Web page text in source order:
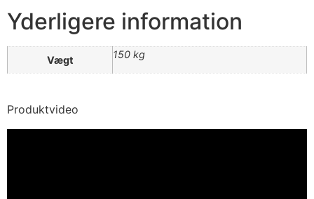
Yderligere information
Vægt 150 kg
Produktvideo